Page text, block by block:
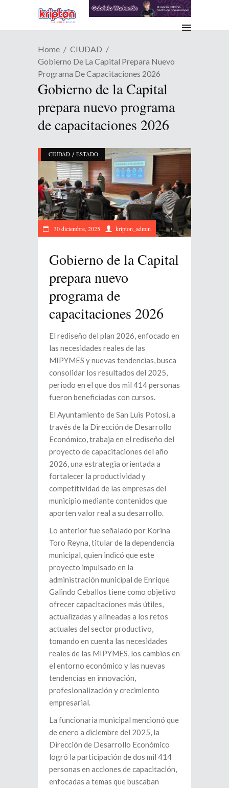
Home
CIUDAD
Gobierno De La Capital Prepara Nuevo
Programa De Capacitaciones 2026
Gobierno de la Capital
prepara nuevo programa
de capacitaciones 2026
CIUDAD / ESTADO
30 diciembre, 2025 kripton_admin
Gobierno de la Capital
prepara nuevo
programa de
capacitaciones 2026
⁠El rediseño del plan 2026, enfocado en
las necesidades reales de las
MIPYMES y nuevas tendencias, busca
consolidar los resultados del 2025,
periodo en el que dos mil 414 personas
fueron beneficiadas con cursos.
El Ayuntamiento de San Luis Potosí, a
través de la Dirección de Desarrollo
Económico, trabaja en el rediseño del
proyecto de capacitaciones del año
2026, una estrategia orientada a
fortalecer la productividad y
competitividad de las empresas del
municipio mediante contenidos que
aporten valor real a su desarrollo.
Lo anterior fue señalado por Korina
Toro Reyna, titular de la dependencia
municipal, quien indicó que este
proyecto impulsado en la
administración municipal de Enrique
Galindo Ceballos tiene como objetivo
ofrecer capacitaciones más útiles,
actualizadas y alineadas a los retos
actuales del sector productivo,
tomando en cuenta las necesidades
reales de las MIPYMES, los cambios en
el entorno económico y las nuevas
tendencias en innovación,
profesionalización y crecimiento
empresarial.
La funcionaria municipal mencionó que
de enero a diciembre del 2025, la
Dirección de Desarrollo Económico
logró la participación de dos mil 414
personas en acciones de capacitación,
enfocadas a temas que buscaban